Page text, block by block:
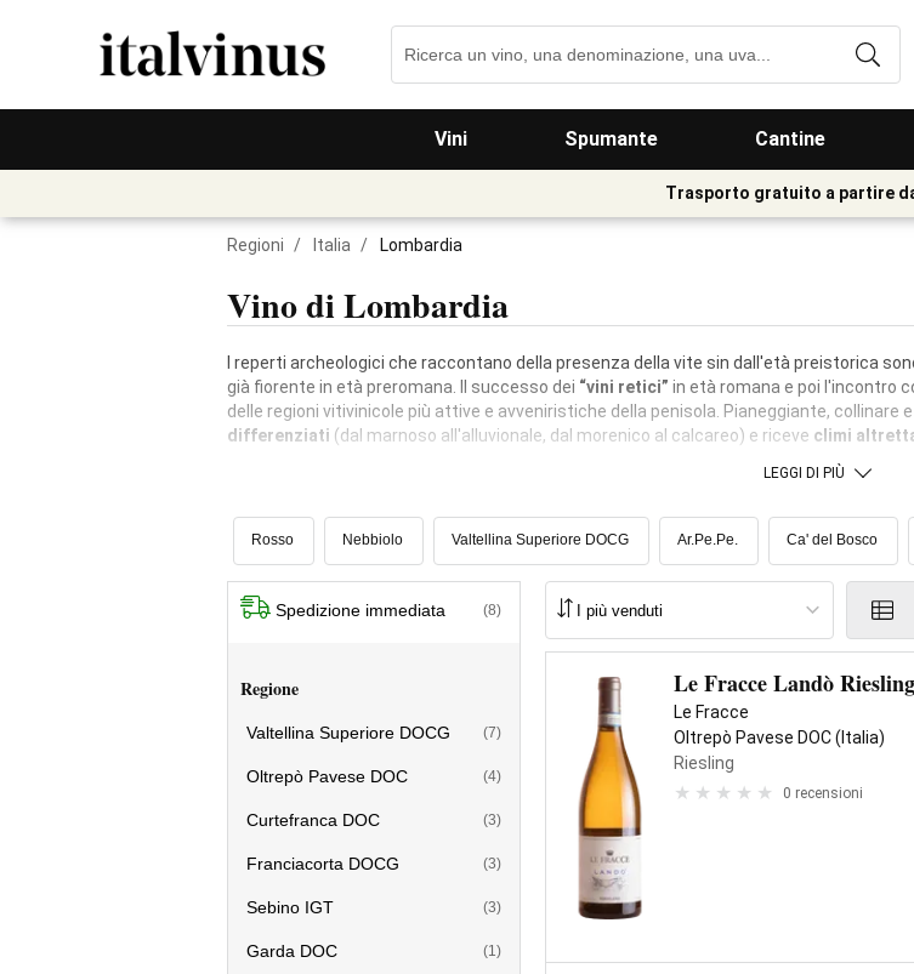
Vini Spumante Cantine
Trasporto gratuito a partire
Regioni / Italia / Lombardia
Vino di Lombardia
I reperti archeologici che raccontano della presenza della vite sin dall'età preistorica
già fiorente in età preromana. Il successo dei “vini retici” in età romana e poi l'incontro
delle regioni vitivinicole più attive e avveniristiche della penisola. Pianeggiante,
differenziati (dal marnoso all'alluvionale, dal morenico al calcareo) e riceve climi
LEGGI DI PIÙ
Rosso Nebbiolo Valtellina Superiore DOCG Ar.Pe.Pe. Ca' del Bosco
Spedizione immediata (8)
Regione
Valtellina Superiore DOCG (7)
Oltrepò Pavese DOC (4)
Curtefranca DOC (3)
Franciacorta DOCG (3)
Sebino IGT (3)
Garda DOC (1)
Le Fracce Landò
Le Fracce
Oltrepò Pavese DOC (Italia)
Riesling
0 recensioni